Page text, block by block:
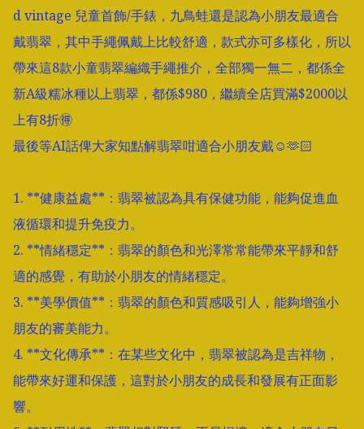
d vintage 兒童首飾/手錶，九鳥蛙還是認為小朋友最適合
戴翡翠，其中手繩佩戴上比較舒適，款式亦可多樣化，所以
帶來這8款小童翡翠編織手繩推介，全部獨一無二，都係全
新A級糯冰種以上翡翠，都係$980，繼續全店買滿$2000以
上有8折🉐
最後等AI話俾大家知點解翡翠咁適合小朋友戴☺️🫶🏻
1. **健康益處**：翡翠被認為具有保健功能，能夠促進血
液循環和提升免疫力。
2. **情緒穩定**：翡翠的顏色和光澤常常能帶來平靜和舒
適的感覺，有助於小朋友的情緒穩定。
3. **美學價值**：翡翠的顏色和質感吸引人，能夠增強小
朋友的審美能力。
4. **文化傳承**：在某些文化中，翡翠被認為是吉祥物，
能帶來好運和保護，這對於小朋友的成長和發展有正面影
響。